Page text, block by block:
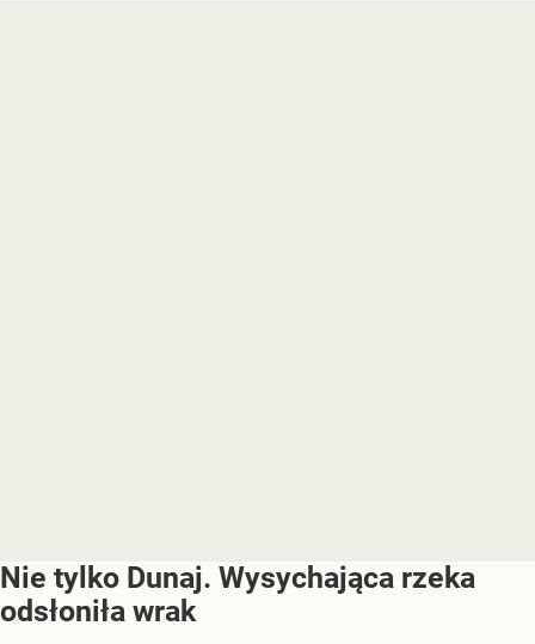
Nie tylko Dunaj. Wysychająca rzeka
odsłoniła wrak